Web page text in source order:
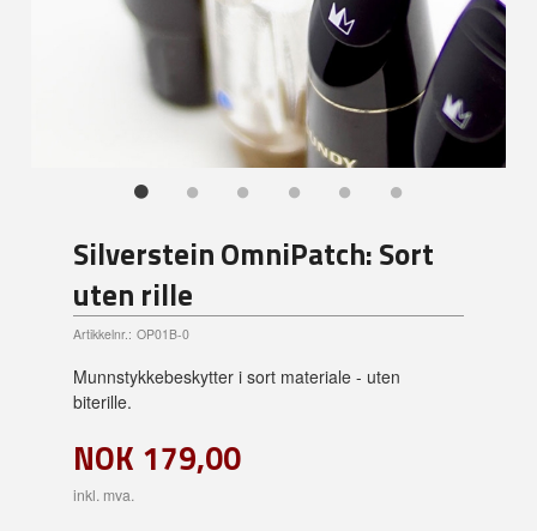
Silverstein OmniPatch: Sort
uten rille
Artikkelnr.: OP01B-0
Munnstykkebeskytter i sort materiale - uten
biterille.
NOK 179,00
inkl. mva.